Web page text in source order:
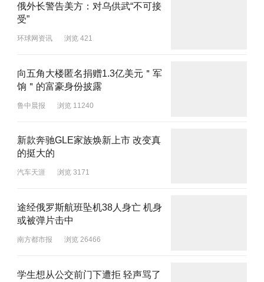
俄外长警告美方：对乌供武“不可接
受”
环球网资讯 浏览 421
向五角大楼匿名捐赠1.3亿美元＂军
饷＂的富豪身份披露
鲁中晨报 浏览 11240
新款奔驰GLE家族焕新上市 改变真
的挺大的
汽车天涯 浏览 3171
途经俄罗斯航班坠机38人身亡 机身
或被弹片击中
南方都市报 浏览 26466
学生想从公交前门下遭拒 轻声骂了